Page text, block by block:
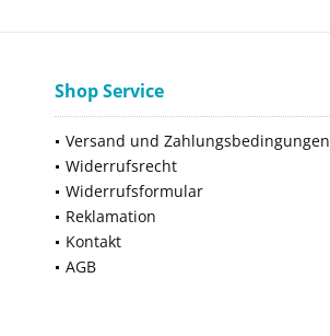
Shop Service
Versand und Zahlungsbedingungen
Widerrufsrecht
Widerrufsformular
Reklamation
Kontakt
AGB